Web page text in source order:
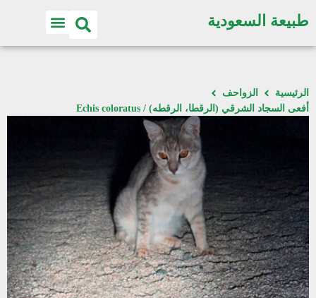
طبيعة السعودية
الرئيسية
الزواحف
أفعى السجاد الشرقي (الرقطا، الرقطه) / Echis coloratus